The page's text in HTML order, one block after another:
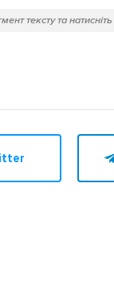
тексту та натисніть